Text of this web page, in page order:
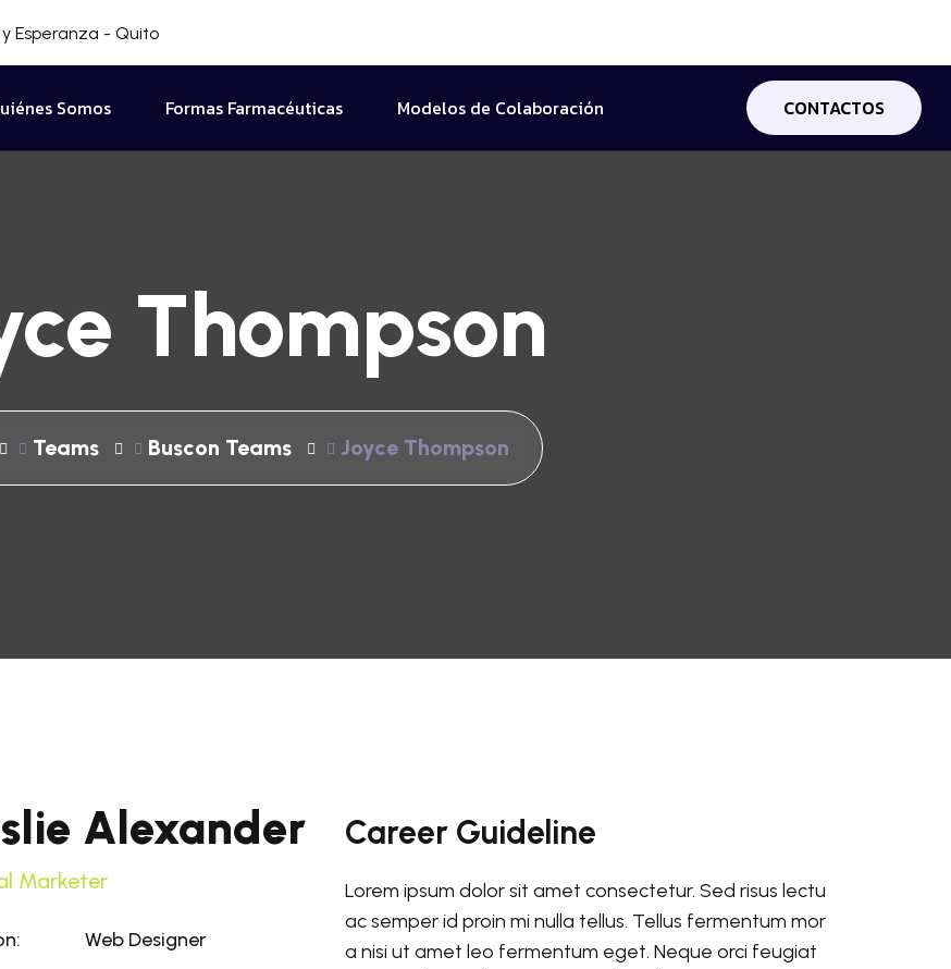
Esperanza - Quito
Somos Formas Farmacéuticas Modelos de Colaboración CONTACTOS
Thompson
Teams Buscon Teams Joyce Thompson
Alexander
Marketer
Web Designer
Career Guideline
Lorem ipsum dolor sit amet consectetur. Sed risus lectu
ac semper id proin mi nulla tellus. Tellus fermentum mor
a nisi ut amet leo fermentum eget. Neque orci feugiat